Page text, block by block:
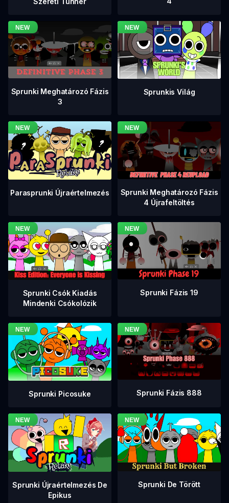
Sprunki Meghatározó Fázis
3
Sprunkis Világ
Parasprunki Újraértelmezés
Sprunki Meghatározó Fázis
4 Újrafeltöltés
Sprunki Csók Kiadás
Mindenki Csókolózik
Sprunki Fázis 19
Sprunki Picosuke Sprunki Fázis 888
Sprunki Újraértelmezés De
Epikus
Sprunki De Törött